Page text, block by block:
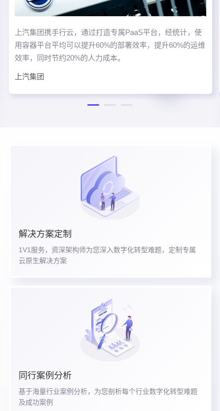
上汽集团携手行云，通过打造专属PaaS平台，经统计，使
用容器平台平均可以提升60%的部署效率，提升60%的运维
效率，同时节约20%的人力成本。
上汽集团
解决方案定制
1V1服务，资深架构师为您深入数字化转型难题，定制专属
云原生解决方案
同行案例分析
基于海量行业案例分析，为您剖析每个行业数字化转型难题
及成功案例